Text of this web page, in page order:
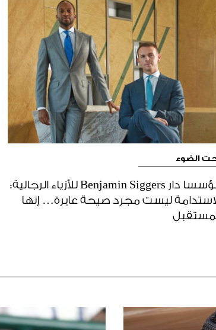
الضوء
مؤسسا دار Benjamin Siggers للأزياء الرجالية:
ليست مجرد صيحة عابرة… إنها